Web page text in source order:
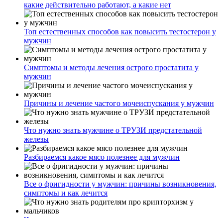
какие действительно работают, а какие нет
Топ естественных способов как повысить тестостерон у
мужчин
Симптомы и методы лечения острого простатита у
мужчин
Причины и лечение частого мочеиспускания у мужчин
Что нужно знать мужчине о ТРУЗИ предстательной
железы
Разбираемся какое мясо полезнее для мужчин
Все о фригидности у мужчин: причины возникновения,
симптомы и как лечится